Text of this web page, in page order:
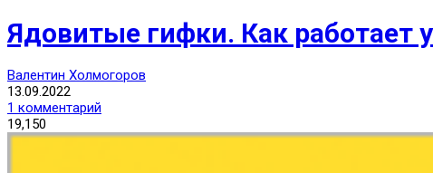
Ядовитые гифки. Как работает
Валентин Холмогоров
13.09.2022
1 комментарий
19,150